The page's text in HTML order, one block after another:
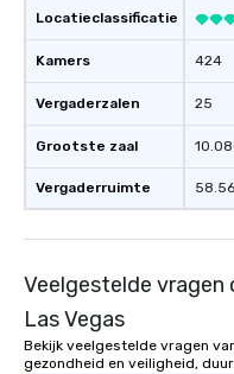
Locatieclassificatie
Kamers
Vergaderzalen
Grootste zaal
Vergaderruimte
424
25
Veelgestelde vragen
Las Vegas
Bekijk veelgestelde vragen
gezondheid en veiligheid,